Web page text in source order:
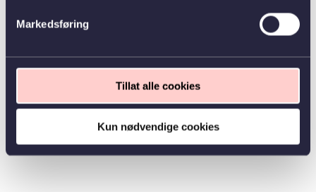
Markedsføring
Tillat alle cookies
Kun nødvendige cookies